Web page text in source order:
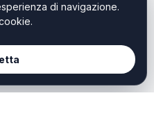
di navigazione.